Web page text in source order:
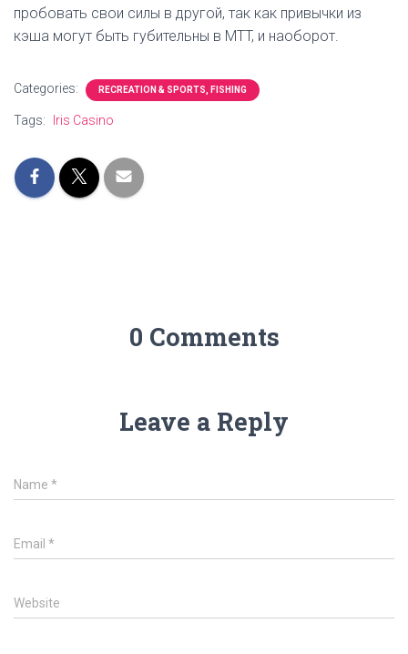
пробовать свои силы в другой, так как привычки из
кэша могут быть губительны в MTT, и наоборот.
Categories: RECREATION & SPORTS, FISHING
Tags: Iris Casino
0 Comments
Leave a Reply
Name *
Email *
Website